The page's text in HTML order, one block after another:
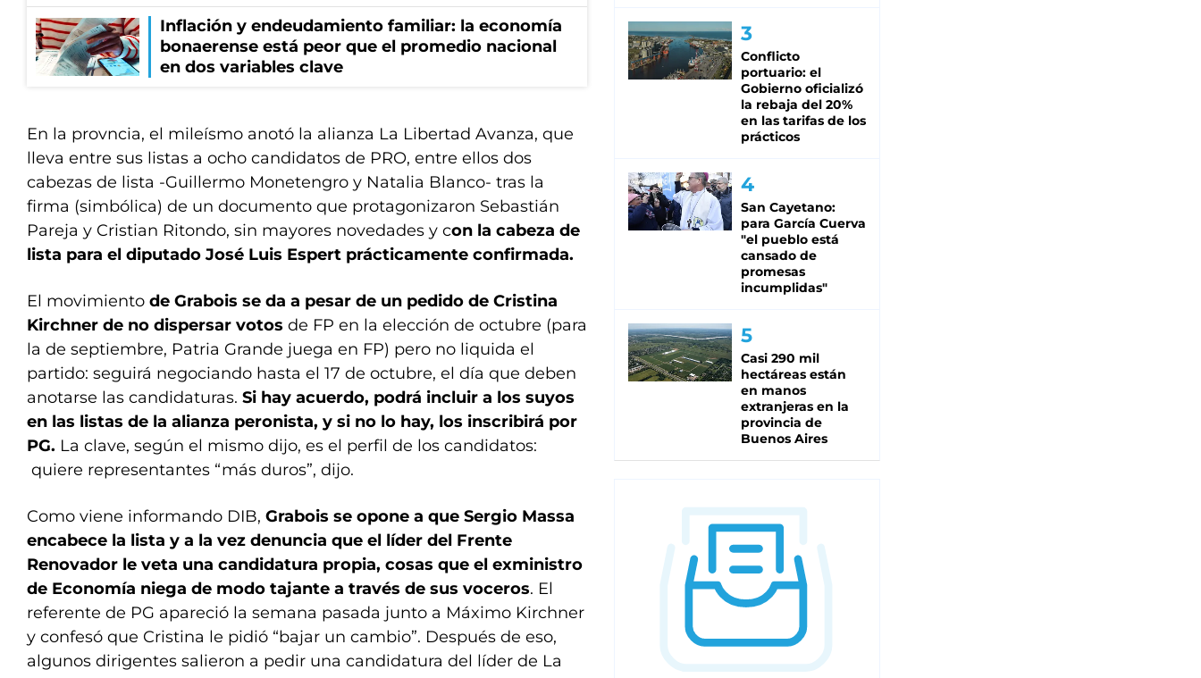
Inflación y endeudamiento familiar: la economía
bonaerense está peor que el promedio nacional
en dos variables clave
En la provncia, el mileísmo anotó la alianza La Libertad Avanza, que
lleva entre sus listas a ocho candidatos de PRO, entre ellos dos
cabezas de lista -Guillermo Monetengro y Natalia Blanco- tras la
firma (simbólica) de un documento que protagonizaron Sebastián
Pareja y Cristian Ritondo, sin mayores novedades y con la cabeza de
lista para el diputado José Luis Espert prácticamente confirmada.
El movimiento de Grabois se da a pesar de un pedido de Cristina
Kirchner de no dispersar votos de FP en la elección de octubre (para
la de septiembre, Patria Grande juega en FP) pero no liquida el
partido: seguirá negociando hasta el 17 de octubre, el día que deben
anotarse las candidaturas. Si hay acuerdo, podrá incluir a los suyos
en las listas de la alianza peronista, y si no lo hay, los inscribirá por
PG. La clave, según el mismo dijo, es el perfil de los candidatos:
quiere representantes “más duros”, dijo.
Como viene informando DIB, Grabois se opone a que Sergio Massa
encabece la lista y a la vez denuncia que el líder del Frente
Renovador le veta una candidatura propia, cosas que el exministro
de Economía niega de modo tajante a través de sus voceros. El
referente de PG apareció la semana pasada junto a Máximo Kirchner
y confesó que Cristina le pidió “bajar un cambio”. Después de eso,
algunos dirigentes salieron a pedir una candidatura del líder de La
Conflicto
portuario: el
Gobierno oficializó
la rebaja del 20%
en las tarifas de los
prácticos
San Cayetano:
para García Cuerva
"el pueblo está
cansado de
promesas
incumplidas"
Casi 290 mil
hectáreas están
en manos
extranjeras en la
provincia de
Buenos Aires